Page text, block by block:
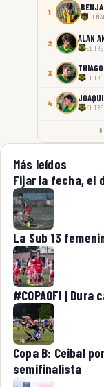
1
2 ALAN
EL
3 EL
4 EL
Más leídos
Fijar la fecha, el
La Sub 13
#COPAOFI | Dura
Copa B: Ceibal
semifinalista